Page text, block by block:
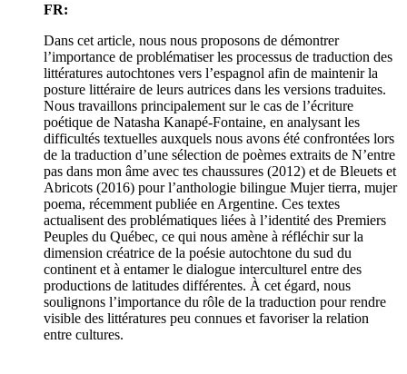
FR:
Dans cet article, nous nous proposons de démontrer
l’importance de problématiser les processus de traduction des
littératures autochtones vers l’espagnol afin de maintenir la
posture littéraire de leurs autrices dans les versions traduites.
Nous travaillons principalement sur le cas de l’écriture
poétique de Natasha Kanapé-Fontaine, en analysant les
difficultés textuelles auxquels nous avons été confrontées lors
de la traduction d’une sélection de poèmes extraits de N’entre
pas dans mon âme avec tes chaussures (2012) et de Bleuets et
Abricots (2016) pour l’anthologie bilingue Mujer tierra, mujer
poema, récemment publiée en Argentine. Ces textes
actualisent des problématiques liées à l’identité des Premiers
Peuples du Québec, ce qui nous amène à réfléchir sur la
dimension créatrice de la poésie autochtone du sud du
continent et à entamer le dialogue interculturel entre des
productions de latitudes différentes. À cet égard, nous
soulignons l’importance du rôle de la traduction pour rendre
visible des littératures peu connues et favoriser la relation
entre cultures.